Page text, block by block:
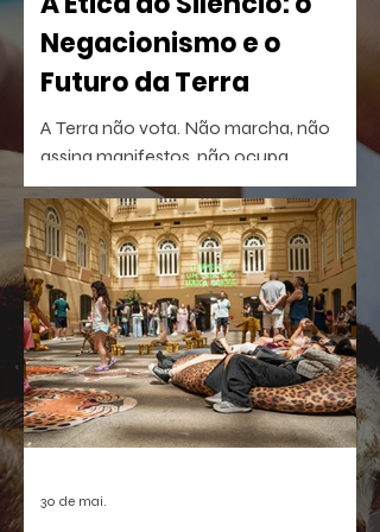
Negacionismo e o
Futuro da Terra
A Terra não vota. Não marcha, não
assina manifestos, não ocupa
palanques. Talvez por isso seja tão fácil
esquecê-la.
30 de mai.